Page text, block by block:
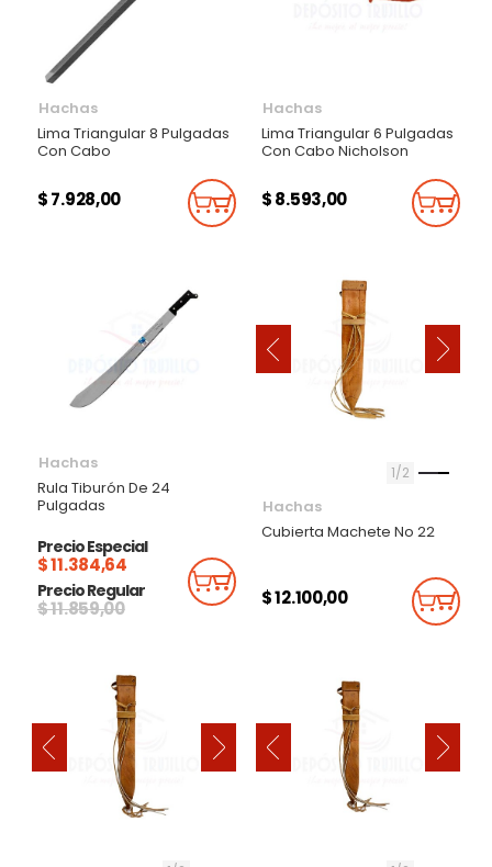
Hachas
Lima Triangular 8 Pulgadas
Con Cabo
$ 7.928,00 Añadir Al Carrito
Hachas
Lima Triangular 6 Pulgadas
Con Cabo Nicholson
$ 8.593,00
Hachas
Rula Tiburón De 24
Pulgadas
Precio Especial
$ 11.384,64
Precio Regular
$ 11.859,00
Añadir Al Carrito
‹ ›
1 2
Hachas
Cubierta Machete No 22
$ 12.100,00
‹ › ‹ ›